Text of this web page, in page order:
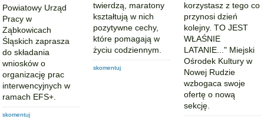
Powiatowy Urząd
Pracy w
Ząbkowicach
Śląskich zaprasza
do składania
wniosków o
organizację prac
interwencyjnych w
ramach EFS+.
skomentuj
twierdzą, maratony
kształtują w nich
pozytywne cechy,
które pomagają w
życiu codziennym.
skomentuj
korzystasz z tego co
przynosi dzień
kolejny. TO JEST
WŁAŚNIE
LATANIE..." Miejski
Ośrodek Kultury w
Nowej Rudzie
wzbogaca swoje
ofertę o nową
sekcję.